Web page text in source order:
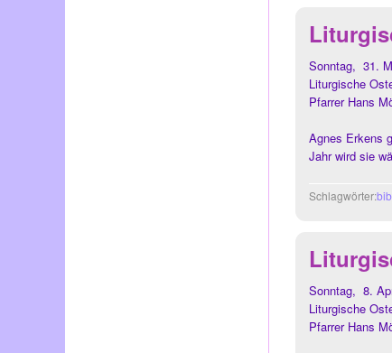
Sonntag, 31.
Liturgische
Pfarrer Hans
Agnes Erkens
Jahr wird sie
Schlagwörter:
Sonntag, 8.
Liturgische
Pfarrer Hans